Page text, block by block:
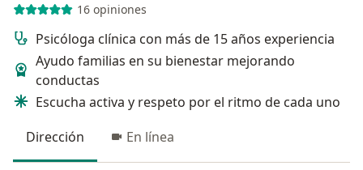
16 opiniones
Psicóloga clínica con más de 15 años experiencia
Ayudo familias en su bienestar mejorando
conductas
Escucha activa y respeto por el ritmo de cada uno
Dirección
En línea